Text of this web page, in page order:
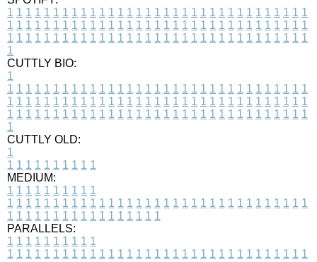
1 1 1 1 1 1 1 1 1 1 1 1 1 1 1 1 1 1 1 1 1 1 1 1 1 1 1 1 1 1 1 1 1
1 1 1 1 1 1 1 1 1 1 1 1 1 1 1 1 1 1 1 1 1 1 1 1 1 1 1 1 1 1 1 1 1
1 1 1 1 1 1 1 1 1 1 1 1 1 1 1 1 1 1 1 1 1 1 1 1 1 1 1 1 1 1 1 1 1
1
CUTTLY BIO:
1
1 1 1 1 1 1 1 1 1 1 1 1 1 1 1 1 1 1 1 1 1 1 1 1 1 1 1 1 1 1 1 1 1
1 1 1 1 1 1 1 1 1 1 1 1 1 1 1 1 1 1 1 1 1 1 1 1 1 1 1 1 1 1 1 1 1
1 1 1 1 1 1 1 1 1 1 1 1 1 1 1 1 1 1 1 1 1 1 1 1 1 1 1 1 1 1 1 1 1
1
CUTTLY OLD:
1
1 1 1 1 1 1 1 1 1 1
MEDIUM:
1 1 1 1 1 1 1 1 1 1
1 1 1 1 1 1 1 1 1 1 1 1 1 1 1 1 1 1 1 1 1 1 1 1 1 1 1 1 1 1 1 1 1
1 1 1 1 1 1 1 1 1 1 1 1 1 1 1 1 1
PARALLELS:
1 1 1 1 1 1 1 1 1 1
1 1 1 1 1 1 1 1 1 1 1 1 1 1 1 1 1 1 1 1 1 1 1 1 1 1 1 1 1 1 1 1 1